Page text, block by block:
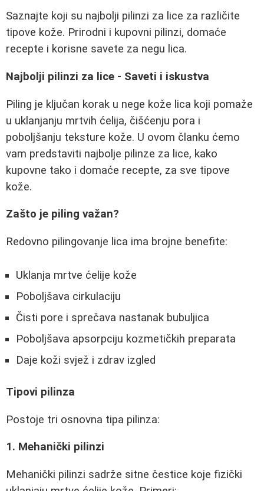
Saznajte koji su najbolji pilinzi za lice za različite
tipove kože. Prirodni i kupovni pilinzi, domaće
recepte i korisne savete za negu lica.
Najbolji pilinzi za lice - Saveti i iskustva
Piling je ključan korak u nege kože lica koji pomaže
u uklanjanju mrtvih ćelija, čišćenju pora i
poboljšanju teksture kože. U ovom članku ćemo
vam predstaviti najbolje pilinze za lice, kako
kupovne tako i domaće recepte, za sve tipove
kože.
Zašto je piling važan?
Redovno pilingovanje lica ima brojne benefite:
Uklanja mrtve ćelije kože
Poboljšava cirkulaciju
Čisti pore i sprečava nastanak bubuljica
Poboljšava apsorpciju kozmetičkih preparata
Daje koži svjež i zdrav izgled
Tipovi pilinza
Postoje tri osnovna tipa pilinza:
1. Mehanički pilinzi
Mehanički pilinzi sadrže sitne čestice koje fizički